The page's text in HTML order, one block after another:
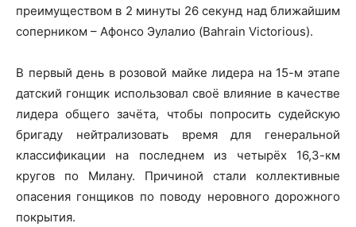
преимуществом в 2 минуты 26 секунд над ближайшим
соперником – Афонсо Эулалио (Bahrain Victorious).
В первый день в розовой майке лидера на 15-м этапе
датский гонщик использовал своё влияние в качестве
лидера общего зачёта, чтобы попросить судейскую
бригаду нейтрализовать время для генеральной
классификации на последнем из четырёх 16,3-км
кругов по Милану. Причиной стали коллективные
опасения гонщиков по поводу неровного дорожного
покрытия.